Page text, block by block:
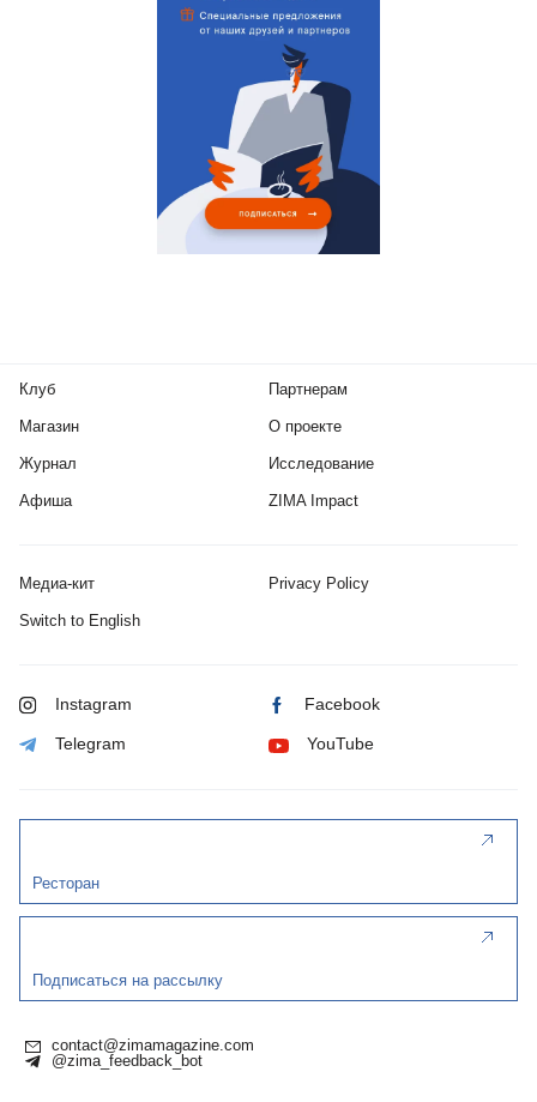
Клуб
Магазин
Журнал
Афиша
Партнерам
О проекте
Исследование
ZIMA Impact
Медиа-кит Privacy Policy
Switch to English
Instagram Facebook
Telegram YouTube
Ресторан
Подписаться на рассылку
contact@zimamagazine.com
@zima_feedback_bot